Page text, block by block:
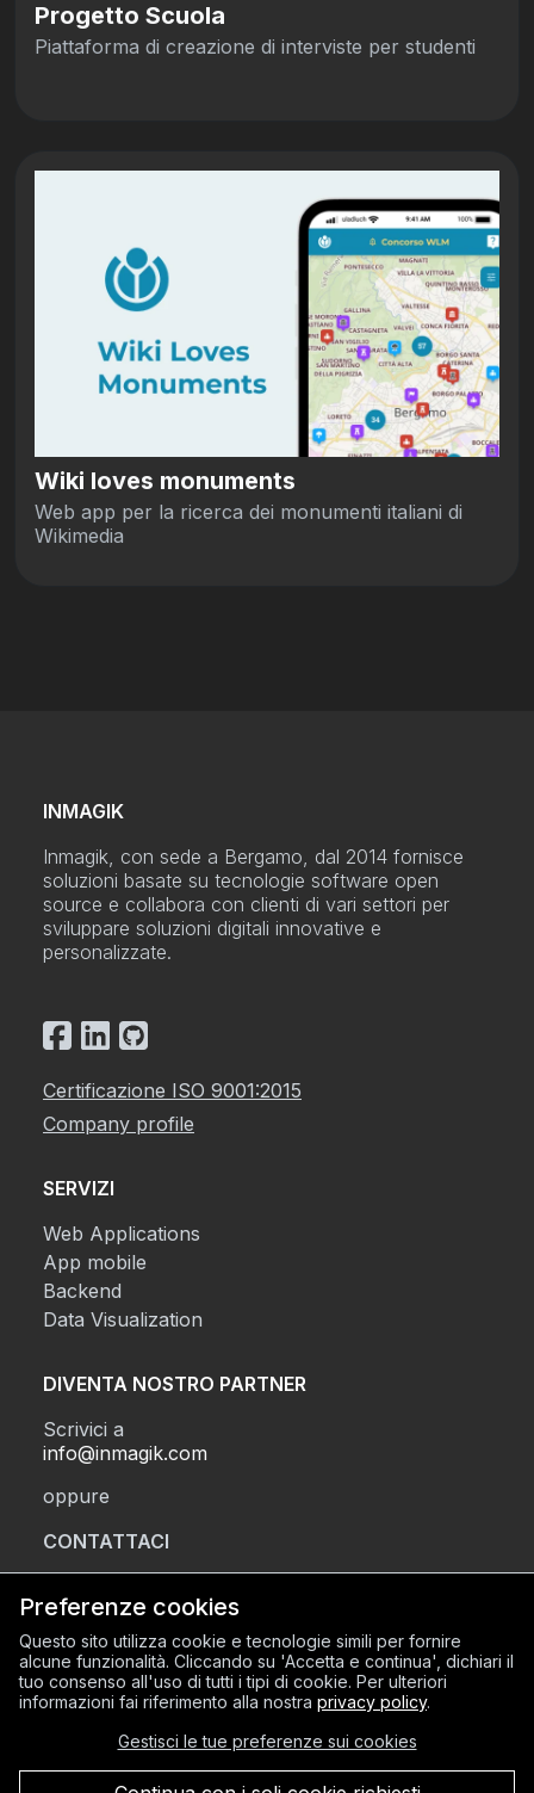
Progetto Scuola
Piattaforma di creazione di interviste per studenti
Wiki loves monuments
Web app per la ricerca dei monumenti italiani di
Wikimedia
INMAGIK
Inmagik, con sede a Bergamo, dal 2014 fornisce
soluzioni basate su tecnologie software open
source e collabora con clienti di vari settori per
sviluppare soluzioni digitali innovative e
personalizzate.
Certificazione ISO 9001:2015
Company profile
SERVIZI
Web Applications
App mobile
Backend
Data Visualization
DIVENTA NOSTRO PARTNER
Scrivici a
info@inmagik.com
oppure
CONTATTACI
SEDE LEGALE
Via Sant’Orsola 2, BG (24122)
SEDE OPERATIVA
Via Mazzini 8, BG (24128)
C.F. e P.IVA 03934600168
Preferenze cookies
Questo sito utilizza cookie e tecnologie simili per fornire
alcune funzionalità. Cliccando su 'Accetta e continua', dichiari il
tuo consenso all'uso di tutti i tipi di cookie. Per ulteriori
informazioni fai riferimento alla nostra privacy policy.
Gestisci le tue preferenze sui cookies